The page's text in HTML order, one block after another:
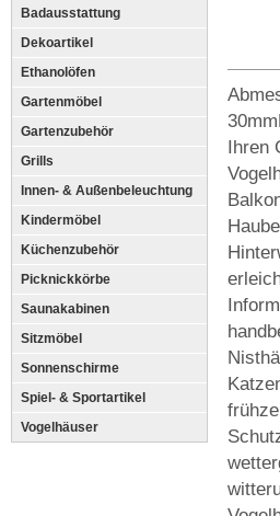
Badausstattung
Dekoartikel
Ethanolöfen
Gartenmöbel
Gartenzubehör
Grills
Innen- & Außenbeleuchtung
Kindermöbel
Küchenzubehör
Picknickkörbe
Saunakabinen
Sitzmöbel
Sonnenschirme
Spiel- & Sportartikel
Vogelhäuser
Ihren